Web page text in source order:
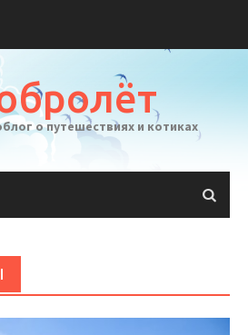
о путешествиях и котиках